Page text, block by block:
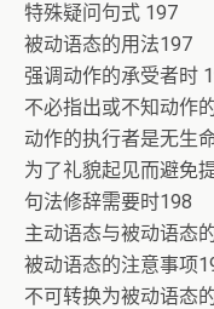
特殊疑问句式 197
被动语态的用法197
强调动作的承受者时
不必指出或不知动作
动作的执行者是无生
为了礼貌起见而避免
句法修辞需要时198
主动语态与被动语态
被动语态的注意事项
不可转换为被动语态